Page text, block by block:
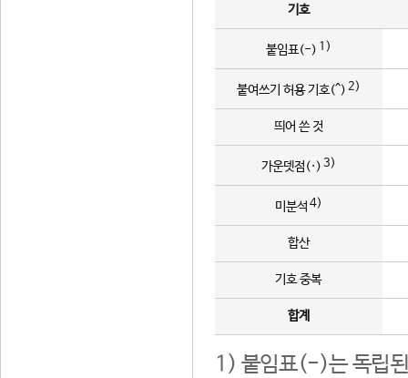
기호
붙임표(-) 1)
붙여쓰기 허용 기호(^) 2)
띄어 쓴 것
가운뎃점(·) 3)
미분석 4)
합산
기호 중복
합계
1) 붙임표(-)는 독립된